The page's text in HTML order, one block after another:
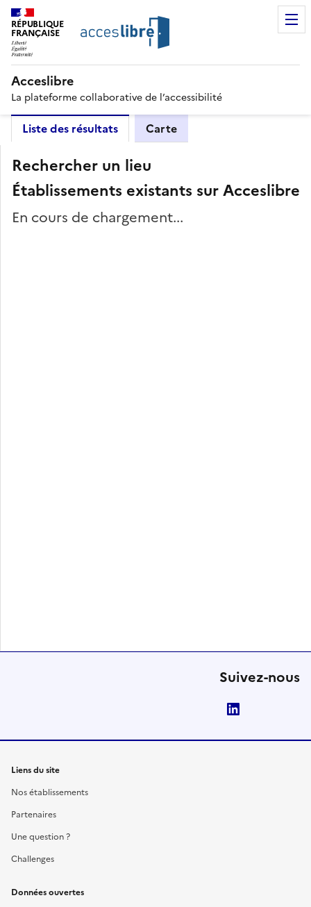
RÉPUBLIQUE
FRANÇAISE
Acceslibre
La plateforme collaborative de l’accessibilité
Liste des résultats Carte
Rechercher un lieu
Établissements existants sur Acceslibre
En cours de chargement...
Suivez-nous
Liens du site
Nos établissements
Partenaires
Une question ?
Challenges
Données ouvertes